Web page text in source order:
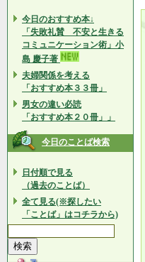
今日のおすすめ本↓
「失敗礼賛 不安と生きる
コミュニケーション術」小
島 慶子著
夫婦関係を考える
「おすすめ本３３冊」
男女の違い必読
「おすすめ本２０冊」」
今日のことば検索
日付順で見る
（過去のことば）
全て見る(※探したい
「ことば」はコチラから)